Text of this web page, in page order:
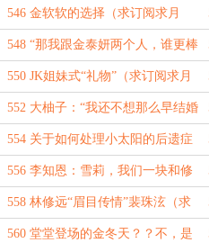
订阅求月票）
546 金软软的选择（求订阅求月
票）
548 “那我跟金泰妍两个人，谁更棒
啊？”（求订阅求月票）
550 JK姐妹式“礼物”（求订阅求月
票）
552 大柚子：“我还不想那么早结婚
啊~”（求订阅求月票）
554 关于如何处理小太阳的后遗症
（求订阅求月票）
556 李知恩：雪莉，我们一块和修
远约吧~（求订阅求月票）
558 林修远“眉目传情”裴珠泫（求
订阅求月票）
560 堂堂登场的金冬天？？不，是